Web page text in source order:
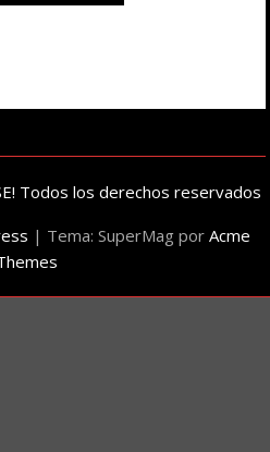
Todos los derechos reservados
| Tema: SuperMag por Acme